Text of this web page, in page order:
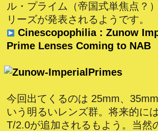
ル・プライム（帝国式単焦点？
リーズが発表されるようです。
Cinescopophilia : Zunow
Prime Lenses Coming to NAB
今回出てくるのは 25mm、
いう明るいレンズ群。将来的に
T/2.0が追加されるもよう。当然